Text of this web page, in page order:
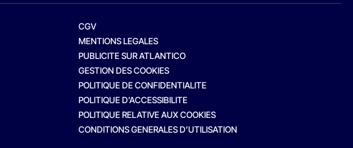
CGV
MENTIONS LEGALES
PUBLICITE SUR ATLANTICO
GESTION DES COOKIES
POLITIQUE DE CONFIDENTIALITE
POLITIQUE D’ACCESSIBILITE
POLITIQUE RELATIVE AUX COOKIES
CONDITIONS GENERALES D’UTILISATION